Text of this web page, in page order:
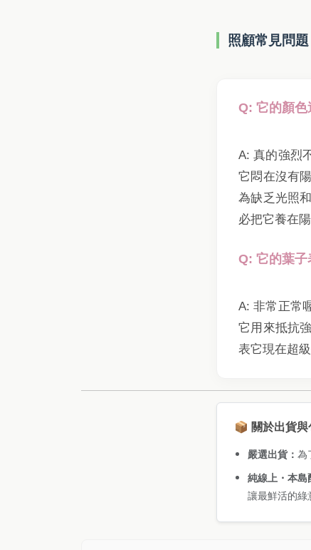
照顧常見問
Q: 它的顏色
A: 真的強烈
它悶在沒有
為缺乏光照
必把它養在
Q: 它的葉子
A: 非常正常
它用來抵抗
表它現在超級
📦 關於出貨與
嚴選出貨：為
純線上・本島
讓最鮮活的綠